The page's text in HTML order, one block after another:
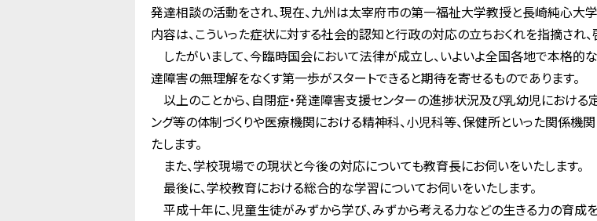
発達相談の活動をされ、現在、九州は太宰府市の第一福祉大学教授と長崎純心大
内容は、こういった症状に対する社会的認知と行政の対応の立ちおくれを指摘され
したがいまして、今臨時国会において法律が成立し、いよいよ全国各地で本格的
達障害の無理解をなくす第一歩がスタートできると期待を寄せるものであります。
以上のことから、自閉症・発達障害支援センターの進捗状況及び乳幼児における
ング等の体制づくりや医療機関における精神科、小児科等、保健所といった関係
たします。
また、学校現場での現状と今後の対応についても教育長にお伺いをいたします。
最後に、学校教育における総合的な学習についてお伺いをいたします。
平成十年に、児童生徒がみずから学び、みずから考える力などの生きる力の育